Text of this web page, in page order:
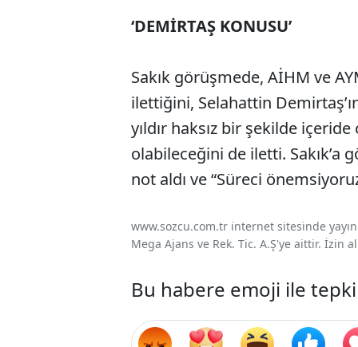
‘DEMİRTAŞ KONUSU’
Sakık görüşmede, AİHM ve
ilettiğini, Selahattin
yıldır haksız bir şekilde
olabileceğini de iletti. Sakık’a
not aldı ve “Süreci
www.sozcu.com.tr internet sitesinde
Mega Ajans ve Rek. Tic. A.Ş'ye aittir. İzin
Bu habere emoji ile